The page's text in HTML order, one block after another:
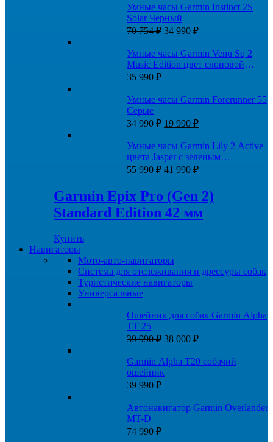
Умные часы Garmin Instinct 2S
Solar Черный
70 754₽ Первоначальная
составляла
70
34 990 ₽Текущая
34
990 ₽.
Умные часы Garmin Venu Sq 2
Music Edition цвет слоновой
кости с персиково-золотым
35 990 ₽
Умные часы Garmin Forerunner 55
Серые
34 990₽ Первоначальная
составляла
34
990 ₽.
19 990 ₽Текущая
19
990 ₽.
Умные часы Garmin Lily 2 Active
цвета Jasper с зеленым
силиконовым ремешком
55 990₽ Первоначальная
составляла
55
990 ₽.
41 990 ₽Текущая
41
990 ₽.
Garmin Epix Pro (Gen 2)
Standard Edition 42 мм
Купить
Навигаторы
Мото-авто-навигаторы
Система для отслеживания и дрессуры собак
Туристические навигаторы
Универсальные
Ошейник для собак Garmin Alpha
TT 25
39 990₽ Первоначальная
составляла
39
38 000 ₽Текущая
38
Garmin Alpha T20 собачий
ошейник
39 990 ₽
Автонавигатор Garmin Overlander
MT-D
74 990 ₽